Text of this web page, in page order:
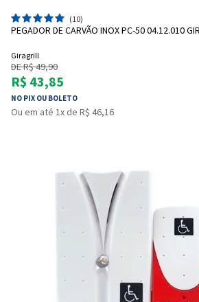
(10)
PEGADOR DE CARVÃO INOX PC-50 04.12.010
Giragrill
DE R$ 49,90
R$ 43,85
NO PIX OU BOLETO
Ou em até 1x de R$ 46,16